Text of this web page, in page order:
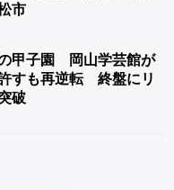
市
の甲子園 岡山学芸館が
すも再逆転 終盤にリ
破